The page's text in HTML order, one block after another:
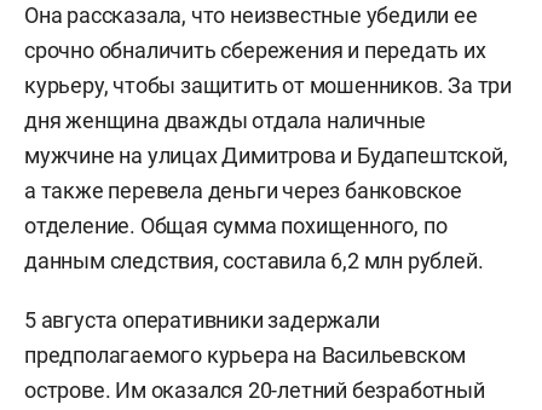
Она рассказала, что неизвестные убедили ее
срочно обналичить сбережения и передать их
курьеру, чтобы защитить от мошенников. За три
дня женщина дважды отдала наличные
мужчине на улицах Димитрова и Будапештской,
а также перевела деньги через банковское
отделение. Общая сумма похищенного, по
данным следствия, составила 6,2 млн рублей.
5 августа оперативники задержали
предполагаемого курьера на Васильевском
острове. Им оказался 20-летний безработный